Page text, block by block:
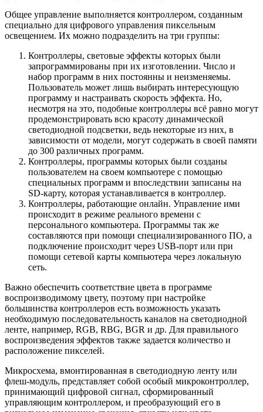
Общее управление выполняется контроллером, созданным
специально для цифрового управления пиксельным
освещением. Их можно подразделить на три группы:
Контроллеры, световые эффекты которых были
запрограммированы при их изготовлении. Число и
набор программ в них постоянны и неизменяемы.
Пользователь может лишь выбирать интересующую
программу и настраивать скорость эффекта. Но,
несмотря на это, подобные контроллеры всё равно могут
продемонстрировать всю красоту динамической
светодиодной подсветки, ведь некоторые из них, в
зависимости от модели, могут содержать в своей памяти
до 300 различных программ.
Контроллеры, программы которых были созданы
пользователем на своем компьютере с помощью
специальных программ и впоследствии записаны на
SD-карту, которая устанавливается в контроллер.
Контроллеры, работающие онлайн. Управление ими
происходит в режиме реального времени с
персонального компьютера. Программы так же
составляются при помощи специализированного ПО, а
подключение происходит через USB-порт или при
помощи сетевой карты компьютера через локальную
сеть.
Важно обеспечить соответствие цвета в программе
воспроизводимому цвету, поэтому при настройке
большинства контроллеров есть возможность указать
необходимую последовательность каналов на светодиодной
ленте, например, RGB, RBG, BGR и др. Для правильного
воспроизведения эффектов также задается количество и
расположение пикселей.
Микросхема, вмонтированная в светодиодную ленту или
флеш-модуль, представляет собой особый микроконтроллер,
принимающий цифровой сигнал, сформированный
управляющим контроллером, и преобразующий его в